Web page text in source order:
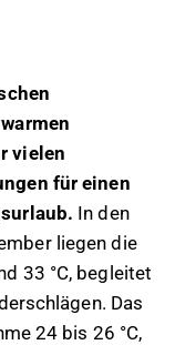
vielen
für einen
In den
liegen die
33 °C, begleitet
Das
24 bis 26 °C,